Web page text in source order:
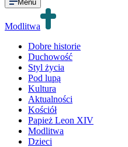
Menu
Modlitwa
Dobre historie
Duchowość
Styl życia
Pod lupą
Kultura
Aktualności
Kościół
Papież Leon XIV
Modlitwa
Dzieci